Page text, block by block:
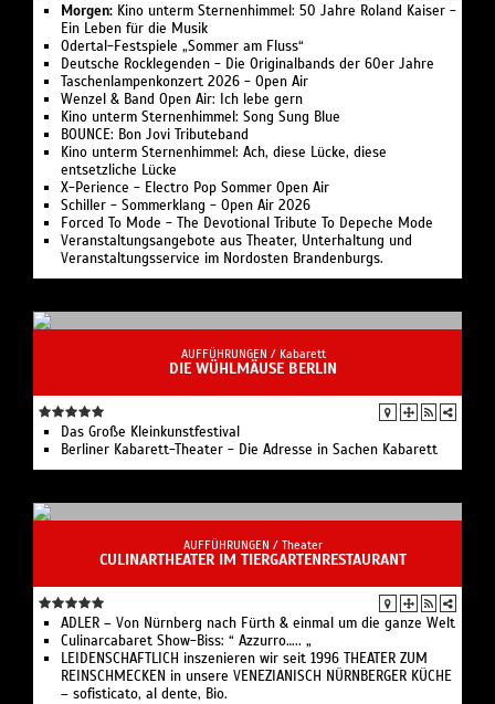
Morgen: Kino unterm Sternenhimmel: 50 Jahre Roland Kaiser -
Ein Leben für die Musik
Odertal-Festspiele „Sommer am Fluss“
Deutsche Rocklegenden - Die Originalbands der 60er Jahre
Taschenlampenkonzert 2026 - Open Air
Wenzel & Band Open Air: Ich lebe gern
Kino unterm Sternenhimmel: Song Sung Blue
BOUNCE: Bon Jovi Tributeband
Kino unterm Sternenhimmel: Ach, diese Lücke, diese
entsetzliche Lücke
X-Perience - Electro Pop Sommer Open Air
Schiller - Sommerklang - Open Air 2026
Forced To Mode - The Devotional Tribute To Depeche Mode
Veranstaltungsangebote aus Theater, Unterhaltung und
Veranstaltungsservice im Nordosten Brandenburgs.
AUFFÜHRUNGEN / Kabarett
DIE WÜHLMÄUSE BERLIN
Das Große Kleinkunstfestival
Berliner Kabarett-Theater - Die Adresse in Sachen Kabarett
AUFFÜHRUNGEN / Theater
CULINARTHEATER IM TIERGARTENRESTAURANT
ADLER – Von Nürnberg nach Fürth & einmal um die ganze Welt
Culinarcabaret Show-Biss: “ Azzurro….. „
LEIDENSCHAFTLICH inszenieren wir seit 1996 THEATER ZUM
REINSCHMECKEN in unsere VENEZIANISCH NÜRNBERGER KÜCHE
– sofisticato, al dente, Bio.